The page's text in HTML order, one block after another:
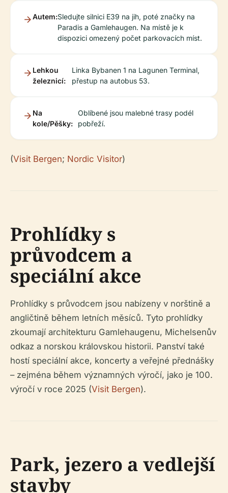
Autem:Sledujte silnici E39 na jih, poté značky na
Paradis a Gamlehaugen. Na místě je k
dispozici omezený počet parkovacích míst.
Lehkou
železnicí:
Linka Bybanen 1 na Lagunen Terminal,
přestup na autobus 53.
Na
kole/Pěšky:
Oblíbené jsou malebné trasy podél
pobřeží.
(Visit Bergen; Nordic Visitor)
Prohlídky s
průvodcem a
speciální akce
Prohlídky s průvodcem jsou nabízeny v norštině a
angličtině během letních měsíců. Tyto prohlídky
zkoumají architekturu Gamlehaugenu, Michelsenův
odkaz a norskou královskou historii. Panství také
hostí speciální akce, koncerty a veřejné přednášky
– zejména během významných výročí, jako je 100.
výročí v roce 2025 (Visit Bergen).
Park, jezero a vedlejší
stavby